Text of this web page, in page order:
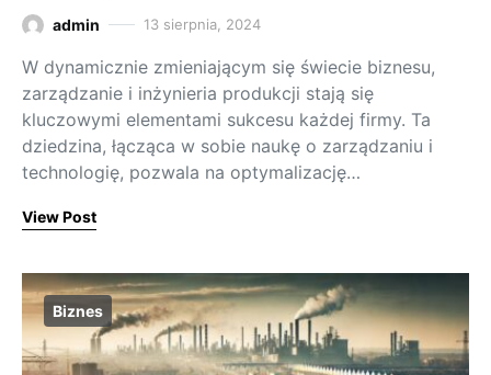
admin 13 sierpnia, 2024
W dynamicznie zmieniającym się świecie biznesu,
zarządzanie i inżynieria produkcji stają się
kluczowymi elementami sukcesu każdej firmy. Ta
dziedzina, łącząca w sobie naukę o zarządzaniu i
technologię, pozwala na optymalizację…
View Post
Biznes